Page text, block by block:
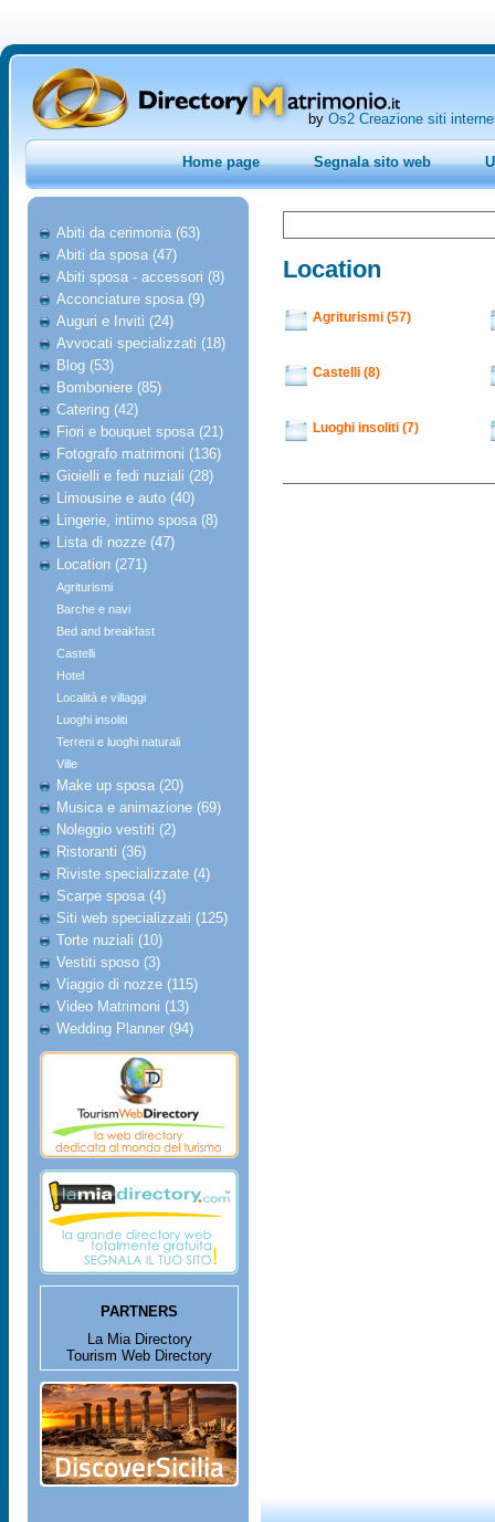
by Os2 Creazione siti
Home page Segnala sito web
Abiti da cerimonia (63)
Abiti da sposa (47)
Abiti sposa - accessori (8)
Acconciature sposa (9)
Auguri e Inviti (24)
Avvocati specializzati (18)
Blog (53)
Bomboniere (85)
Catering (42)
Fiori e bouquet sposa (21)
Fotografo matrimoni (136)
Gioielli e fedi nuziali (28)
Limousine e auto (40)
Lingerie, intimo sposa (8)
Lista di nozze (47)
Location (271)
Agriturismi
Barche e navi
Bed and breakfast
Castelli
Hotel
Località e villaggi
Luoghi insoliti
Terreni e luoghi naturali
Ville
Make up sposa (20)
Musica e animazione (69)
Noleggio vestiti (2)
Ristoranti (36)
Riviste specializzate (4)
Scarpe sposa (4)
Siti web specializzati (125)
Torte nuziali (10)
Vestiti sposo (3)
Viaggio di nozze (115)
Video Matrimoni (13)
Wedding Planner (94)
PARTNERS
La Mia Directory
Tourism Web Directory
Location
Agriturismi (57)
Castelli (8)
Luoghi insoliti (7)